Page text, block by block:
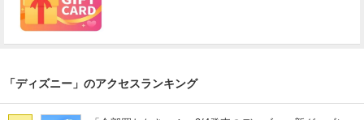
「ディズニー」のアクセスランキング